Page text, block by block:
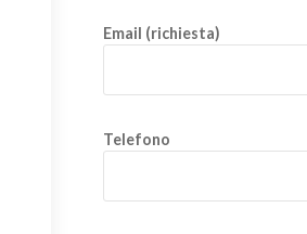
Email (richiesta)
Telefono